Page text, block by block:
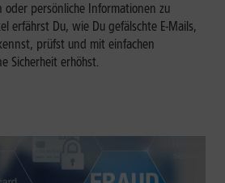
oder persönliche Informationen zu
erfährst Du, wie Du gefälschte E-Mails,
prüfst und mit einfachen
Sicherheit erhöhst.